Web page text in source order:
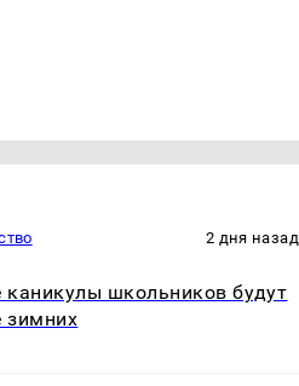
2 дня назад
каникулы школьников будут
зимних